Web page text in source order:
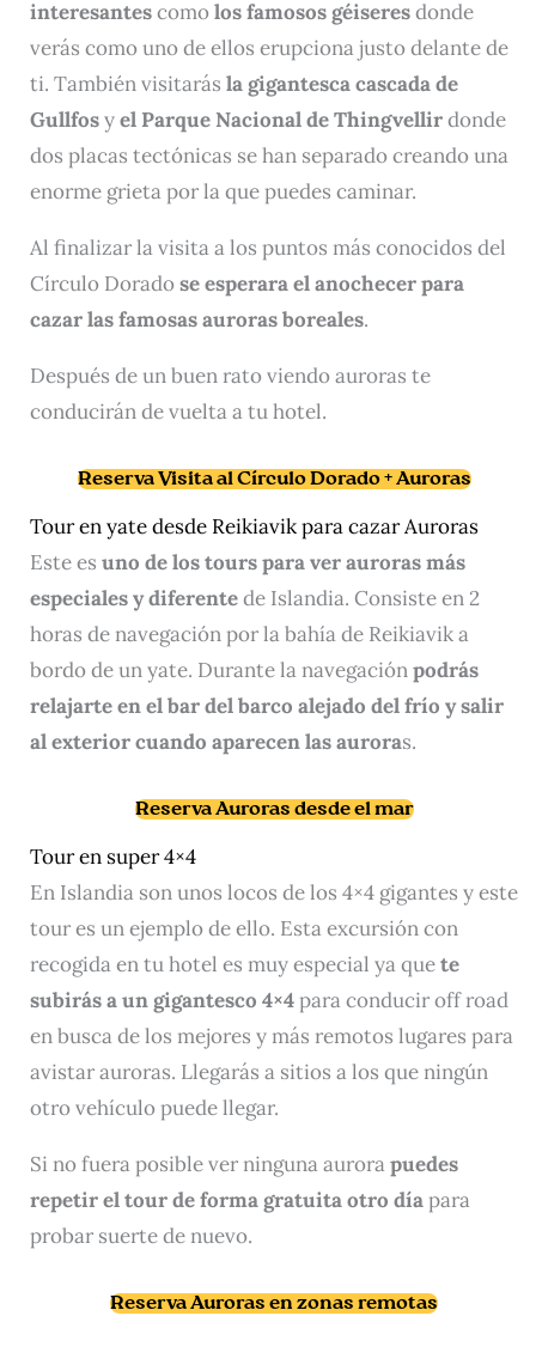
interesantescomolos famosos géiseresdonde
verás como uno de ellos erupciona justo delante de
ti. También visitarás la gigantesca cascada de
Gullfosyel Parque Nacional de Thingvellirdonde
dos placas tectónicas se han separado creando una
enorme grieta por la que puedes caminar.
Al finalizar la visita a los puntos más conocidos del
Círculo Doradose esperara el anochecer para
cazar las famosas auroras boreales.
Después de un buen rato viendo auroras te
conducirán de vuelta a tu hotel.
Reserva Visita al Círculo Dorado + Auroras
Tour en yate desde Reikiavik para cazar Auroras
Este es uno de los tours para ver auroras más
especiales y diferentede Islandia. Consiste en 2
horas de navegación por la bahía de Reikiavik a
bordo de un yate. Durante la navegaciónpodrás
relajarte en el bar del barco alejado del frío y salir
al exterior cuando aparecen las auroras.
Reserva Auroras desde el mar
Tour en super 4×4
En Islandia son unos locos de los 4×4 gigantes y este
tour es un ejemplo de ello. Esta excursión con
recogida en tu hotel es muy especial ya quete
subirás a un gigantesco 4×4para conducir off road
en busca de los mejores y más remotos lugares para
avistar auroras. Llegarás a sitios a los que ningún
otro vehículo puede llegar.
Si no fuera posible ver ninguna aurorapuedes
repetir el tour de forma gratuita otro díapara
probar suerte de nuevo.
Reserva Auroras en zonas remotas